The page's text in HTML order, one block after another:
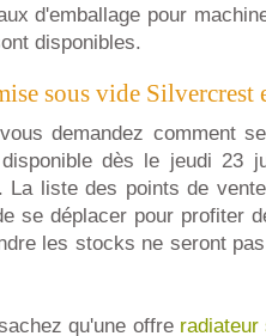
d'emballage pour
disponibles.
sous vide Silvercrest
demandez comment
dès le jeudi 23
La liste des points de
se déplacer pour profiter
les stocks ne seront
qu'une offre radiateur